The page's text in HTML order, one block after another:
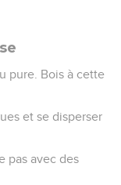
pure. Bois à cette
et se disperser
pas avec des